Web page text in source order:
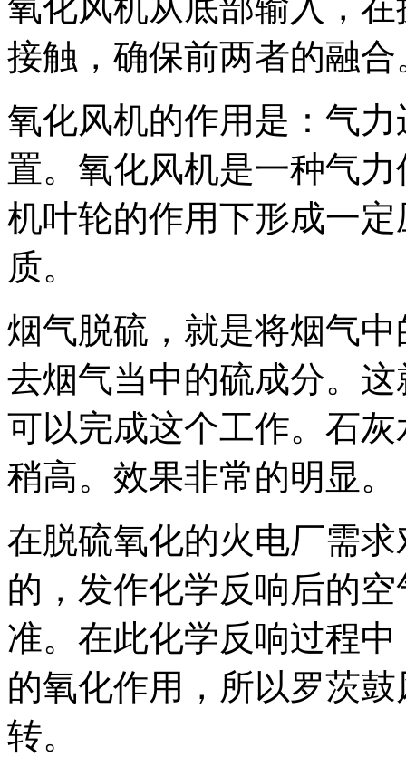
接触，确保前两者的融合
氧化风机的作用是：气
置。氧化风机是一种气
机叶轮的作用下形成一
质。
烟气脱硫，就是将烟气
去烟气当中的硫成分。
可以完成这个工作。石
稍高。效果非常的明显。
在脱硫氧化的火电厂需
的，发作化学反响后的
准。在此化学反响过程
的氧化作用，所以罗茨
转。